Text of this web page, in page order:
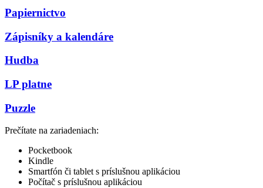
Papiernictvo
Zápisníky a kalendáre
Hudba
LP platne
Puzzle
Prečítate na zariadeniach:
Pocketbook
Kindle
Smartfón či tablet s príslušnou aplikáciou
Počítač s príslušnou aplikáciou